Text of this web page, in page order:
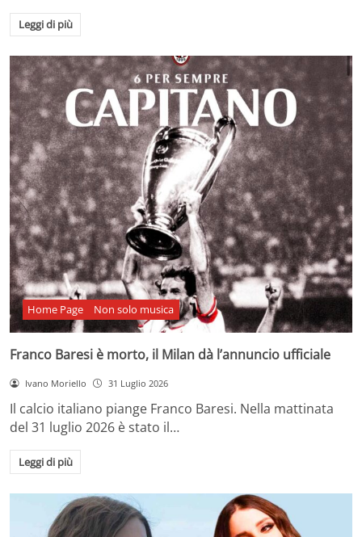
Leggi di più
Home Page Non solo musica
Franco Baresi è morto, il Milan dà l’annuncio ufficiale
Ivano Moriello 31 Luglio 2026
Il calcio italiano piange Franco Baresi. Nella mattinata
del 31 luglio 2026 è stato il…
Leggi di più